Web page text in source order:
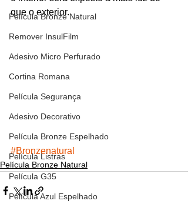
Película Bronze Natural
Remover InsulFilm
Adesivo Micro Perfurado
Cortina Romana
Película Segurança
Adesivo Decorativo
Película Bronze Espelhado
Película Listras
Película G35
Película Azul Espelhado
que o exterior.
#Bronzenatural
Película Bronze Natural